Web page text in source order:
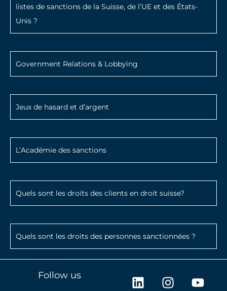
listes de sanctions de la Suisse, de l’UE et des États-
Unis ?
Government Relations & Lobbying
Jeux de hasard et d’argent
L’Académie des sanctions
Quels sont les droits des clients en droit suisse?
Quels sont les droits des personnes sanctionnées ?
Follow us
L
i
I
n
Y
o